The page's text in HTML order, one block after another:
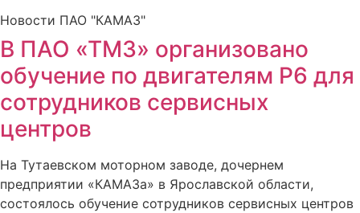
Новости ПАО "КАМАЗ"
В ПАО «ТМЗ» организовано
обучение по двигателям Р6 для
сотрудников сервисных
центров
На Тутаевском моторном заводе, дочернем
предприятии «КАМАЗа» в Ярославской области,
состоялось обучение сотрудников сервисных центров